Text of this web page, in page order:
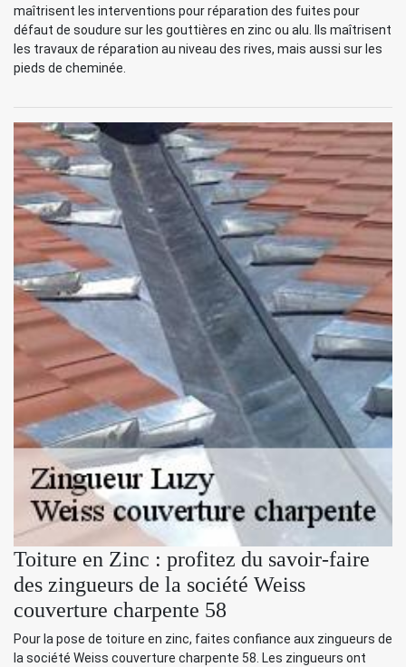
maîtrisent les interventions pour réparation des fuites pour
défaut de soudure sur les gouttières en zinc ou alu. Ils maîtrisent
les travaux de réparation au niveau des rives, mais aussi sur les
pieds de cheminée.
Toiture en Zinc : profitez du savoir-faire
des zingueurs de la société Weiss
couverture charpente 58
Pour la pose de toiture en zinc, faites confiance aux zingueurs de
la société Weiss couverture charpente 58. Les zingueurs ont